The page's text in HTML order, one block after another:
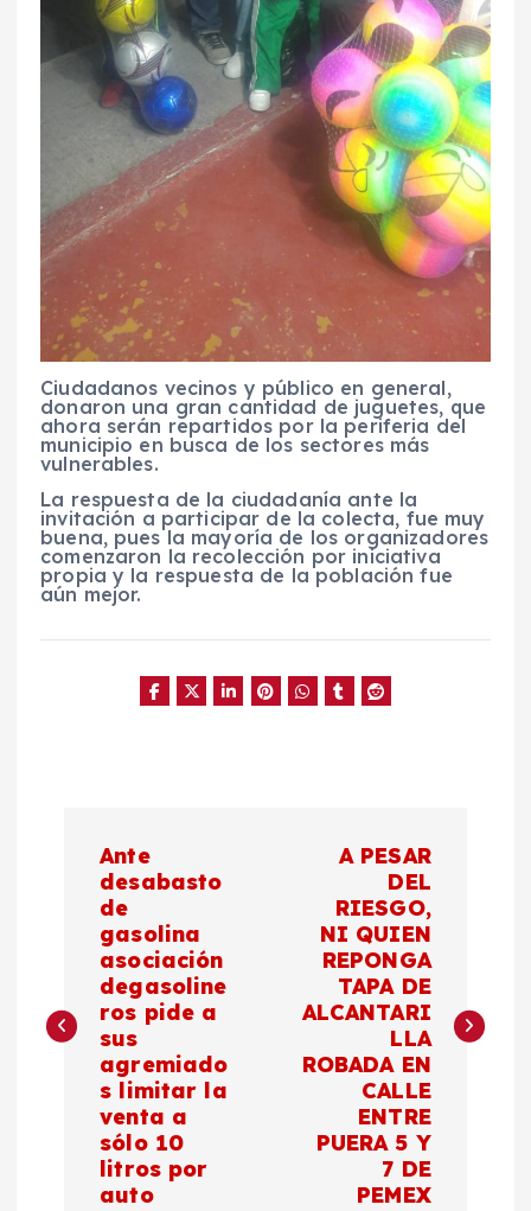
Ciudadanos vecinos y público en general,
donaron una gran cantidad de juguetes, que
ahora serán repartidos por la periferia del
municipio en busca de los sectores más
vulnerables.
La respuesta de la ciudadanía ante la
invitación a participar de la colecta, fue muy
buena, pues la mayoría de los organizadores
comenzaron la recolección por iniciativa
propia y la respuesta de la población fue
aún mejor.
e
Ante
desabasto
de
gasolina
asociación
degasoline
ros pide a
sus
agremiado
s limitar la
venta a
sólo 10
litros por
auto
A PESAR
DEL
RIESGO,
NI QUIEN
REPONGA
TAPA DE
ALCANTARI
LLA
ROBADA EN
CALLE
ENTRE
PUERA 5 Y
7 DE
PEMEX